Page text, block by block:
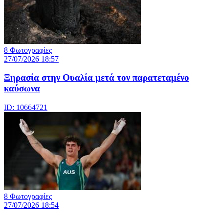
8 Φωτογραφίες
27/07/2026 18:57
Ξηρασία στην Ουαλία μετά τον παρατεταμένο
καύσωνα
ID: 10664721
8 Φωτογραφίες
27/07/2026 18:54